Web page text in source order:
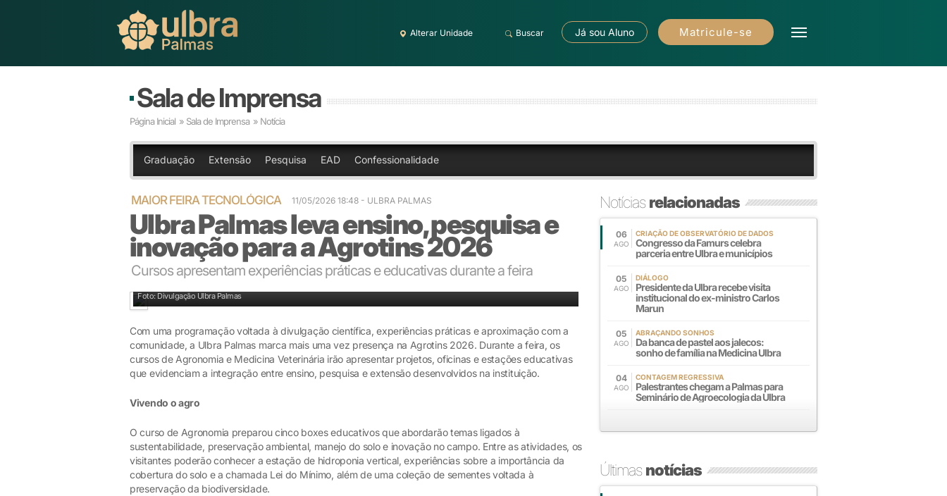
Alterar Unidade Buscar Já sou Aluno Matricule-se
Sala de Imprensa
Página Inicial » Sala de Imprensa » Notícia
Graduação Extensão Pesquisa EAD Confessionalidade
MAIOR FEIRA TECNOLÓGICA 11/05/2026 18:48 - ULBRA PALMAS
Ulbra Palmas leva ensino, pesquisa e
inovação para a Agrotins 2026
Cursos apresentam experiências práticas e educativas durante a feira
Foto: Divulgação Ulbra Palmas
Com uma programação voltada à divulgação científica, experiências práticas e aproximação com a
comunidade, a Ulbra Palmas marca mais uma vez presença na Agrotins 2026. Durante a feira, os
cursos de Agronomia e Medicina Veterinária irão apresentar projetos, oficinas e estações educativas
que evidenciam a integração entre ensino, pesquisa e extensão desenvolvidos na instituição.
Vivendo o agro
O curso de Agronomia preparou cinco boxes educativos que abordarão temas ligados à
sustentabilidade, preservação ambiental, manejo do solo e inovação no campo. Entre as atividades, os
visitantes poderão conhecer a estação de hidroponia vertical, experiências sobre a importância da
cobertura do solo e a chamada Lei do Mínimo, além de uma coleção de sementes voltada à
preservação da biodiversidade.
Notíciasrelacionadas
06
AGO
CRIAÇÃO DE OBSERVATÓRIO DE DADOS
Congresso da Famurs celebra
parceria entre Ulbra e municípios
05
AGO
DIÁLOGO
Presidente da Ulbra recebe visita
institucional do ex-ministro Carlos
Marun
05
AGO
ABRAÇANDO SONHOS
Da banca de pastel aos jalecos:
sonho de família na Medicina Ulbra
04
AGO
CONTAGEM REGRESSIVA
Palestrantes chegam a Palmas para
Seminário de Agroecologia da Ulbra
Últimasnotícias